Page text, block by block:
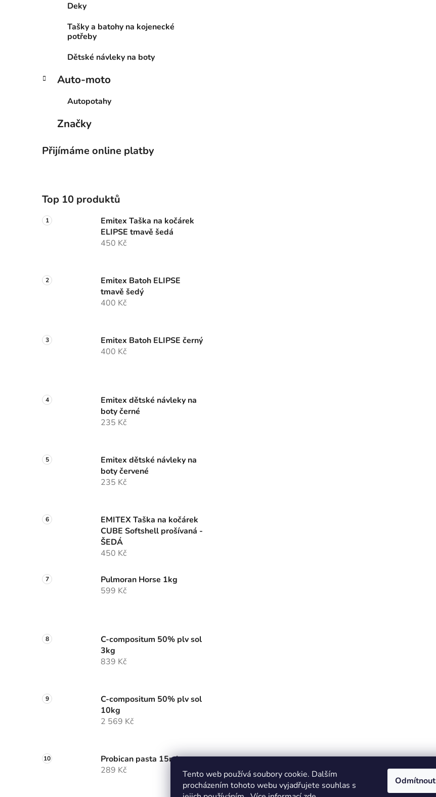
Tento web používá soubory cookie. Dalším
procházením tohoto webu vyjadřujete souhlas s
Odmítnout
Deky
Tašky a batohy na kojenecké
potřeby
Dětské návleky na boty
Auto-moto
Autopotahy
Značky
Přijímáme online platby
Top 10 produktů
Emitex Taška na kočárek
ELIPSE tmavě šedá
450 Kč
Emitex Batoh ELIPSE
tmavě šedý
400 Kč
Emitex Batoh ELIPSE černý
400 Kč
Emitex dětské návleky na
boty černé
235 Kč
Emitex dětské návleky na
boty červené
235 Kč
EMITEX Taška na kočárek
CUBE Softshell prošívaná -
ŠEDÁ
450 Kč
Pulmoran Horse 1kg
599 Kč
C-compositum 50% plv sol
3kg
839 Kč
C-compositum 50% plv sol
10kg
2 569 Kč
Probican pasta 15ml
289 Kč